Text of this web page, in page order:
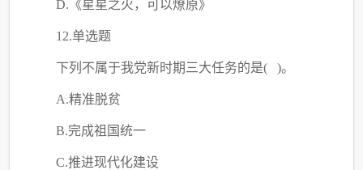
D.《星星之火，可以燎原》
12.单选题
下列不属于我党新时期三大任务的是( )。
A.精准脱贫
B.完成祖国统一
C.推进现代化建设